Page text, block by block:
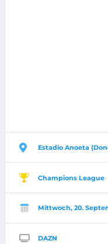
Estadio Anoeta
Champions League
Mittwoch, 20.
DAZN